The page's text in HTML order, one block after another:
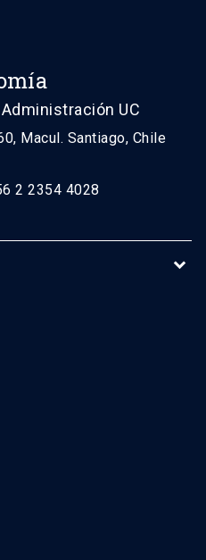
UC
Macul. Santiago, Chile
2 2354 4028